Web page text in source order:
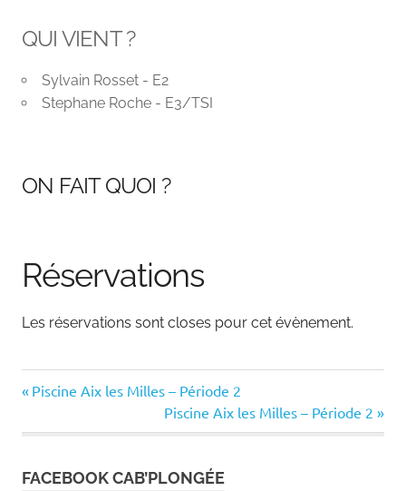
QUI VIENT ?
Sylvain Rosset - E2
Stephane Roche - E3/TSI
ON FAIT QUOI ?
Réservations
Les réservations sont closes pour cet évènement.
Navigation
de
l’article
Previous
Piscine Aix les Milles – Période 2
Next
Post:
Piscine Aix les Milles – Période 2
FACEBOOK CAB’PLONGÉE